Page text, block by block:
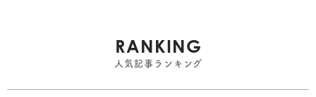
RANKING
人気記事ランキング